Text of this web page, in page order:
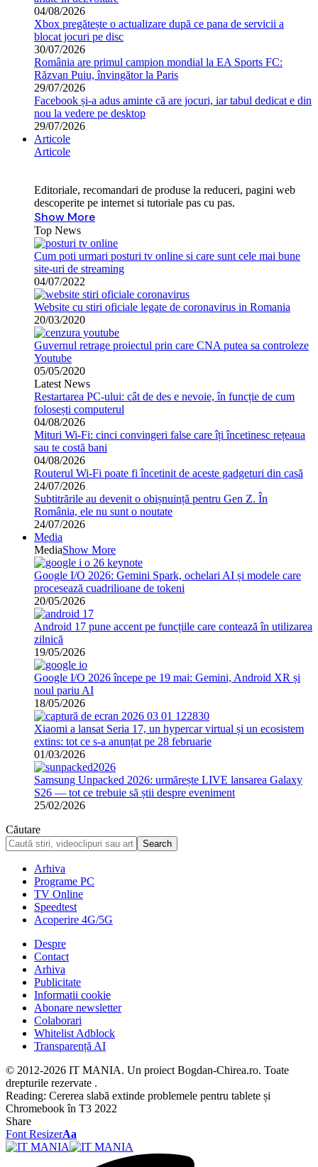
04/08/2026
Xbox pregătește o actualizare după ce pana de servicii a
blocat jocuri pe disc
30/07/2026
România are primul campion mondial la EA Sports FC:
Răzvan Puiu, învingător la Paris
29/07/2026
Facebook și-a adus aminte că are jocuri, iar tabul dedicat e din
nou la vedere pe desktop
29/07/2026
Articole
Articole
Editoriale, recomandari de produse la reduceri, pagini web
descoperite pe internet si tutoriale pas cu pas.
Show More
Top News
Cum poti urmari posturi tv online si care sunt cele mai bune
site-uri de streaming
04/07/2022
Website cu stiri oficiale legate de coronavirus in Romania
20/03/2020
Guvernul retrage proiectul prin care CNA putea sa controleze
Youtube
05/05/2020
Latest News
Restartarea PC-ului: cât de des e nevoie, în funcție de cum
folosești computerul
04/08/2026
Mituri Wi-Fi: cinci convingeri false care îți încetinesc rețeaua
sau te costă bani
04/08/2026
Routerul Wi-Fi poate fi încetinit de aceste gadgeturi din casă
24/07/2026
Subtitrările au devenit o obișnuință pentru Gen Z. În
România, ele nu sunt o noutate
24/07/2026
Media
MediaShow More
Google I/O 2026: Gemini Spark, ochelari AI și modele care
procesează cuadrilioane de tokeni
20/05/2026
Android 17 pune accent pe funcțiile care contează în utilizarea
zilnică
19/05/2026
Google I/O 2026 începe pe 19 mai: Gemini, Android XR și
noul pariu AI
18/05/2026
Xiaomi a lansat Seria 17, un hypercar virtual și un ecosistem
extins: tot ce s-a anunțat pe 28 februarie
01/03/2026
Samsung Unpacked 2026: urmărește LIVE lansarea Galaxy
S26 — tot ce trebuie să știi despre eveniment
25/02/2026
Căutare
Arhiva
Programe PC
TV Online
Speedtest
Acoperire 4G/5G
Despre
Contact
Arhiva
Publicitate
Informatii cookie
Abonare newsletter
Colaborari
Whitelist Adblock
Transparență AI
© 2012-2026 IT MANIA. Un proiect Bogdan-Chirea.ro. Toate
drepturile rezervate .
Reading: Cererea slabă extinde problemele pentru tablete și
Chromebook în T3 2022
Share
Font ResizerAa